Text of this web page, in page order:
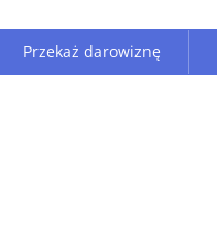
Przekaż darowiznę